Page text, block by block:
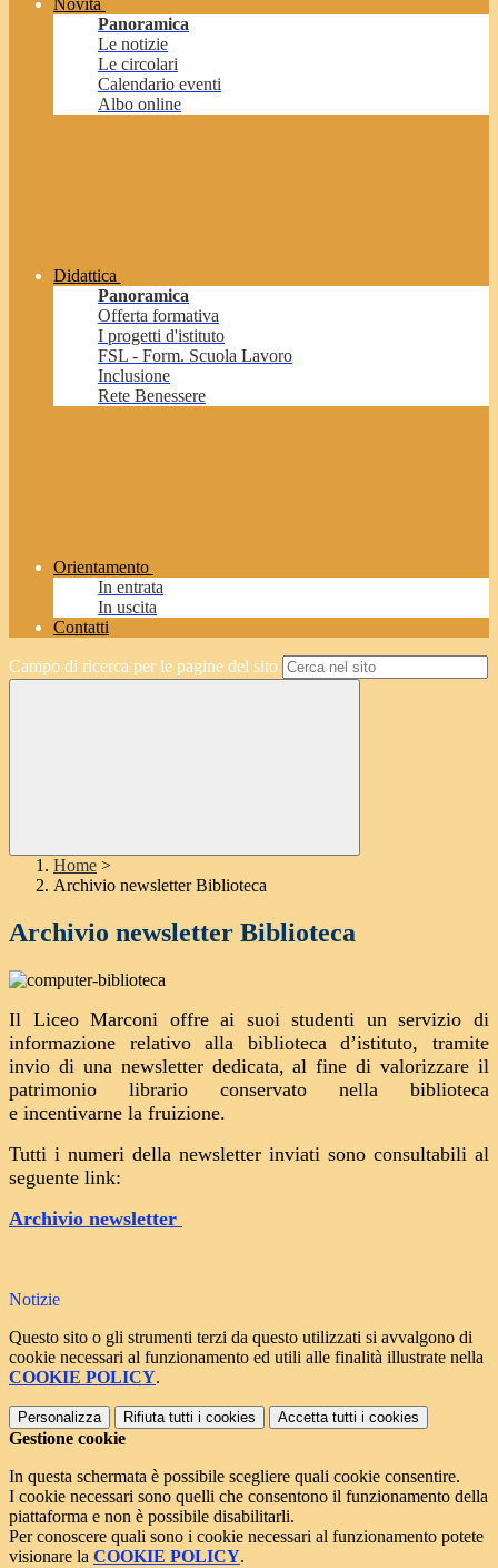
Novità
Panoramica
Le notizie
Le circolari
Calendario eventi
Albo online
Didattica
Panoramica
Offerta formativa
I progetti d'istituto
FSL - Form. Scuola Lavoro
Inclusione
Rete Benessere
Orientamento
In entrata
In uscita
Contatti
Campo di ricerca per le pagine del sito
Home >
Archivio newsletter Biblioteca
Archivio newsletter Biblioteca
Il Liceo Marconi offre ai suoi studenti un servizio di
informazione relativo alla biblioteca d’istituto, tramite
invio di una newsletter dedicata, al fine di valorizzare il
patrimonio librario conservato nella biblioteca
e incentivarne la fruizione.
Tutti i numeri della newsletter inviati sono consultabili al
seguente link:
Archivio newsletter
Notizie
Questo sito o gli strumenti terzi da questo utilizzati si avvalgono di
cookie necessari al funzionamento ed utili alle finalità illustrate nella
COOKIE POLICY.
Personalizza Rifiuta tutti i cookies Accetta tutti i cookies
Gestione cookie
In questa schermata è possibile scegliere quali cookie consentire.
I cookie necessari sono quelli che consentono il funzionamento della
piattaforma e non è possibile disabilitarli.
Per conoscere quali sono i cookie necessari al funzionamento potete
visionare la COOKIE POLICY.